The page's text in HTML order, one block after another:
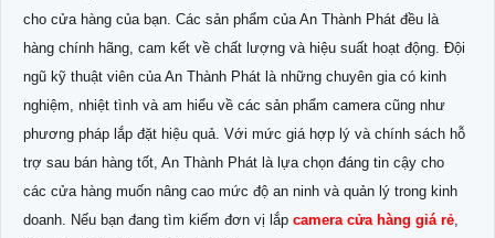
cho cửa hàng của bạn. Các sản phẩm của An Thành Phát đều là
hàng chính hãng, cam kết về chất lượng và hiệu suất hoạt động. Đội
ngũ kỹ thuật viên của An Thành Phát là những chuyên gia có kinh
nghiệm, nhiệt tình và am hiểu về các sản phẩm camera cũng như
phương pháp lắp đặt hiệu quả. Với mức giá hợp lý và chính sách hỗ
trợ sau bán hàng tốt, An Thành Phát là lựa chọn đáng tin cậy cho
các cửa hàng muốn nâng cao mức độ an ninh và quản lý trong kinh
doanh. Nếu bạn đang tìm kiếm đơn vị lắp camera cửa hàng giá rẻ